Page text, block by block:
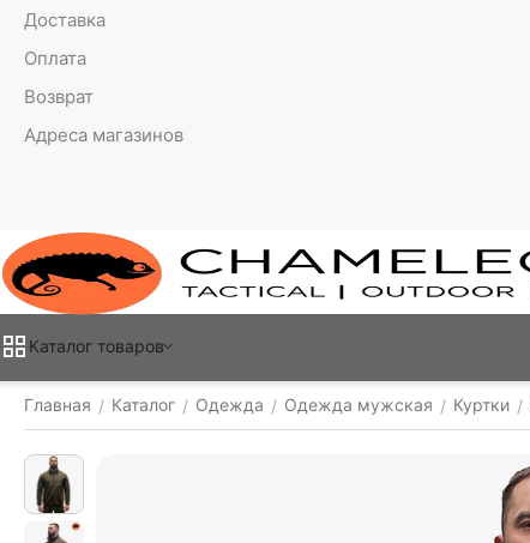
Доставка
Оплата
Возврат
Адреса магазинов
Каталог товаров
Главная / Каталог / Одежда / Одежда мужская / Куртки /